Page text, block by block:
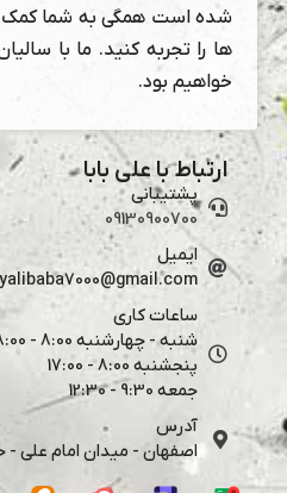
شده است همگی به شما کمک
ها را تجربه کنید. ما با
خواهیم بود.
ارتباط با علی بابا
پشتیبانی
09130900700
ایمیل
ساعات کاری
شنبه - چهارشنبه 8:00 - 18:00
پنجشنبه 8:00 - 17:00
جمعه 9:30 - 12:30
آدرس
اصفهان - میدان امام علی -